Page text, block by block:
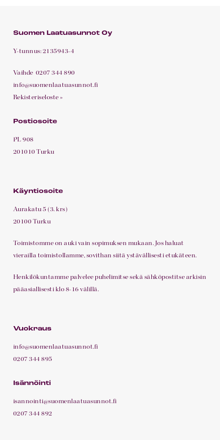
Suomen Laatuasunnot Oy
Y-tunnus: 2135943-4
Vaihde 0207 344 890
info@suomenlaatuasunnot.fi
Rekisteriseloste »
Postiosoite
PL 908
201010 Turku
Käyntiosoite
Aurakatu 5 (3. krs)
20100 Turku
Toimistomme on auki vain sopimuksen mukaan. Jos haluat
vierailla toimistollamme, sovithan siitä ystävällisesti etukäteen.
Henkilökuntamme palvelee puhelimitse sekä sähköpostitse arkisin
pääasiallisesti klo 8-16 välillä.
Vuokraus
info@suomenlaatuasunnot.fi
0207 344 895
Isännöinti
isannointi@suomenlaatuasunnot.fi
0207 344 892